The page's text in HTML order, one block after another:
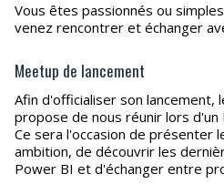
Vous êtes passionnés ou
venez rencontrer et échanger
Meetup de lancement
Afin d'officialiser son lancement, le Club Power BI vous
propose de nous réunir lors d'un
Ce sera l'occasion de présenter
ambition, de découvrir les
Power BI et d'échanger entre